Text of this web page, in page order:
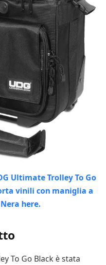
To Go Black è stata